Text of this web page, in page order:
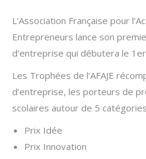
L’Association Française pour
Entrepreneurs lance son
d’entreprise qui débutera le
Les Trophées de l’AFAJE
d’entreprise, les porteurs de
scolaires autour de 5
Prix Idée
Prix Innovation